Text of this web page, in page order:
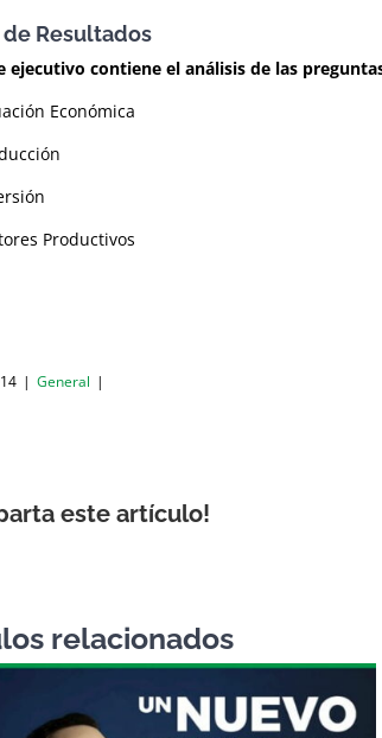
Resultados
ejecutivo contiene el análisis de las
Económica
Productivos
| General |
este artículo!
relacionados